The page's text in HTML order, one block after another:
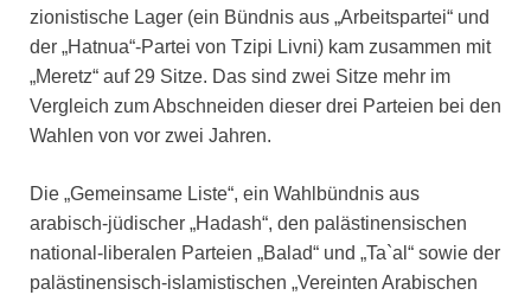
zionistische Lager (ein Bündnis aus „Arbeitspartei“ und
der „Hatnua“-Partei von Tzipi Livni) kam zusammen mit
„Meretz“ auf 29 Sitze. Das sind zwei Sitze mehr im
Vergleich zum Abschneiden dieser drei Parteien bei den
Wahlen von vor zwei Jahren.
Die „Gemeinsame Liste“, ein Wahlbündnis aus
arabisch-jüdischer „Hadash“, den palästinensischen
national-liberalen Parteien „Balad“ und „Ta`al“ sowie der
palästinensisch-islamistischen „Vereinten Arabischen